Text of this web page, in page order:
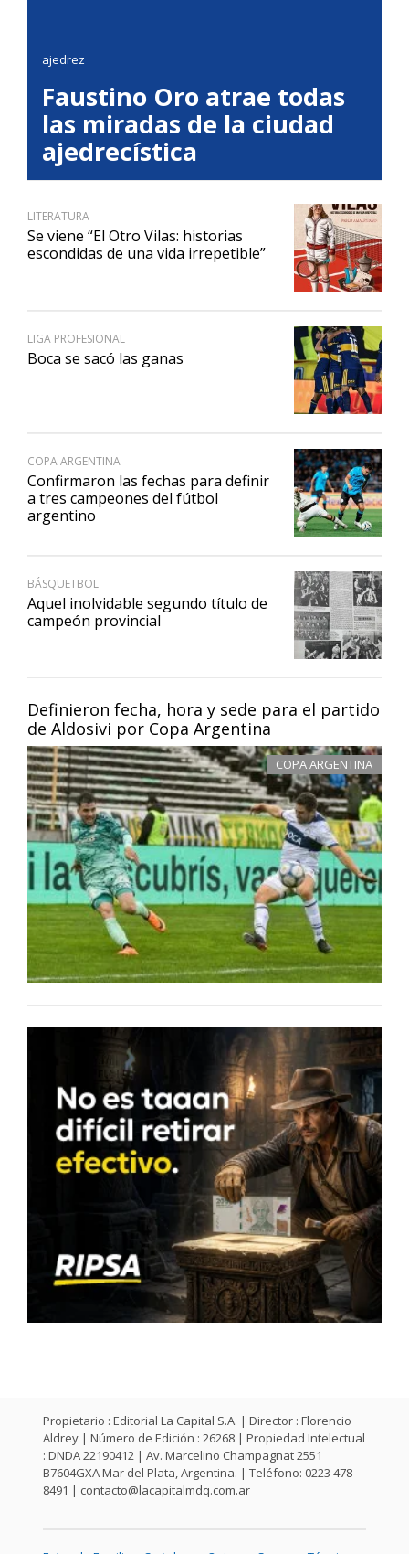
Definieron fecha, hora y sede para el partido
de Aldosivi por Copa Argentina
COPA ARGENTINA
ajedrez
Faustino Oro atrae todas
las miradas de la ciudad
ajedrecística
LITERATURA
Se viene “El Otro Vilas: historias
escondidas de una vida irrepetible”
LIGA PROFESIONAL
Boca se sacó las ganas
COPA ARGENTINA
Confirmaron las fechas para definir
a tres campeones del fútbol
argentino
BÁSQUETBOL
Aquel inolvidable segundo título de
campeón provincial
Propietario : Editorial La Capital S.A. | Director : Florencio
Aldrey | Número de Edición : 26268 | Propiedad Intelectual
: DNDA 22190412 | Av. Marcelino Champagnat 2551
B7604GXA Mar del Plata, Argentina. | Teléfono: 0223 478
8491 | contacto@lacapitalmdq.com.ar